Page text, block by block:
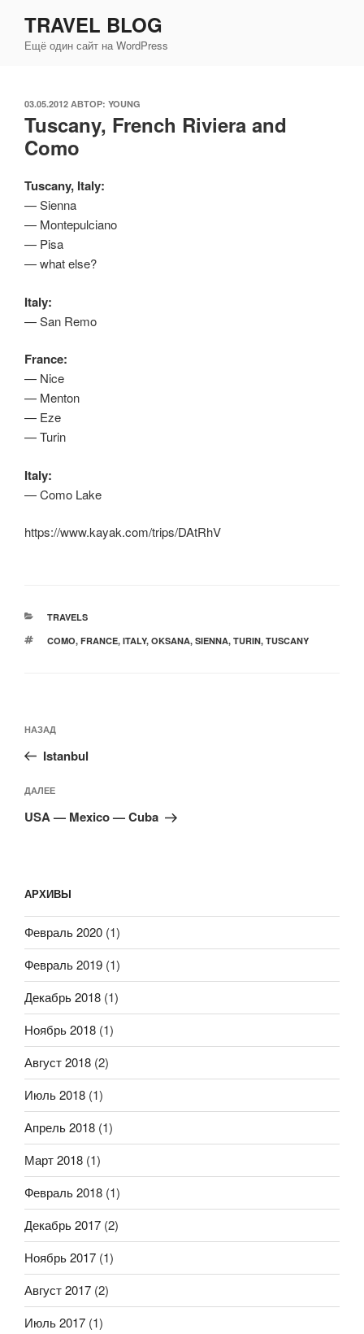
содержимому
TRAVEL BLOG
Ещё один сайт на WordPress
ОПУБЛИКОВАНО
03.05.2012 АВТОР: YOUNG
Tuscany, French Riviera and
Como
Tuscany, Italy:
— Sienna
— Montepulciano
— Pisa
— what else?
Italy:
— San Remo
France:
— Nice
— Menton
— Eze
— Turin
Italy:
— Como Lake
https://www.kayak.com/trips/DAtRhV
РУБРИКИ
TRAVELS
МЕТКИ
COMO, FRANCE, ITALY, OKSANA, SIENNA, TURIN, TUSCANY
по
записям
Предыдущая
запись:
НАЗАД
Istanbul
Следующая
запись
ДАЛЕЕ
USA — Mexico — Cuba
АРХИВЫ
Февраль 2020 (1)
Февраль 2019 (1)
Декабрь 2018 (1)
Ноябрь 2018 (1)
Август 2018 (2)
Июль 2018 (1)
Апрель 2018 (1)
Март 2018 (1)
Февраль 2018 (1)
Декабрь 2017 (2)
Ноябрь 2017 (1)
Август 2017 (2)
Июль 2017 (1)